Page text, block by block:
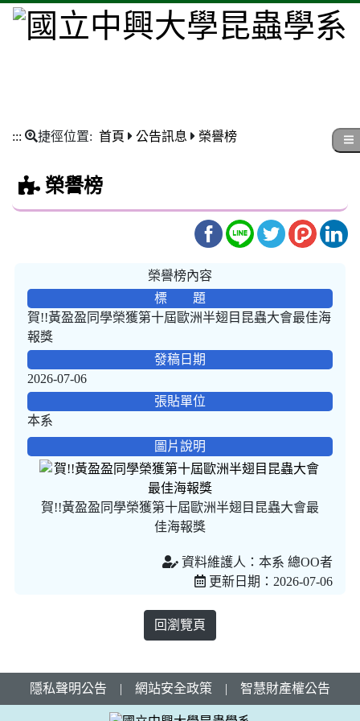
::: 捷徑位置: 首頁 公告訊息 榮譽榜
榮譽榜
榮譽榜內容
標 題
賀!!黃盈盈同學榮獲第十屆歐洲半翅目昆蟲大會最佳海
報獎
發稿日期
2026-07-06
張貼單位
本系
圖片說明
賀!!黃盈盈同學榮獲第十屆歐洲半翅目昆蟲大會最
佳海報獎
資料維護人：本系 總OO者
更新日期：2026-07-06
回瀏覽頁
隱私聲明公告 | 網站安全政策 | 智慧財產權公告